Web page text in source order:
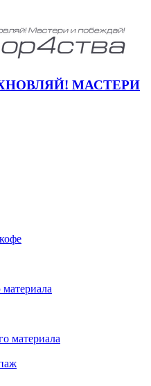
МАСТЕРИ
материала